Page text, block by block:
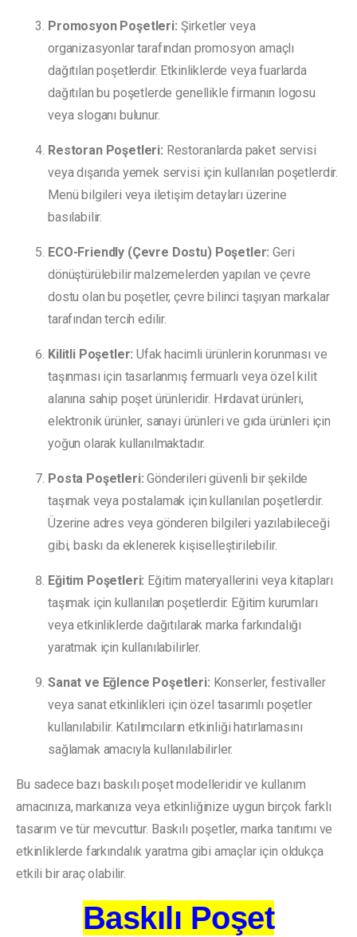
Promosyon Poşetleri: Şirketler veya
organizasyonlar tarafından promosyon amaçlı
dağıtılan poşetlerdir. Etkinliklerde veya fuarlarda
dağıtılan bu poşetlerde genellikle firmanın logosu
veya sloganı bulunur.
Restoran Poşetleri: Restoranlarda paket servisi
veya dışarıda yemek servisi için kullanılan poşetlerdir.
Menü bilgileri veya iletişim detayları üzerine
basılabilir.
ECO-Friendly (Çevre Dostu) Poşetler: Geri
dönüştürülebilir malzemelerden yapılan ve çevre
dostu olan bu poşetler, çevre bilinci taşıyan markalar
tarafından tercih edilir.
Kilitli Poşetler: Ufak hacimli ürünlerin korunması ve
taşınması için tasarlanmış fermuarlı veya özel kilit
alanına sahip poşet ürünleridir. Hırdavat ürünleri,
elektronik ürünler, sanayi ürünleri ve gıda ürünleri için
yoğun olarak kullanılmaktadır.
Posta Poşetleri: Gönderileri güvenli bir şekilde
taşımak veya postalamak için kullanılan poşetlerdir.
Üzerine adres veya gönderen bilgileri yazılabileceği
gibi, baskı da eklenerek kişiselleştirilebilir.
Eğitim Poşetleri: Eğitim materyallerini veya kitapları
taşımak için kullanılan poşetlerdir. Eğitim kurumları
veya etkinliklerde dağıtılarak marka farkındalığı
yaratmak için kullanılabilirler.
Sanat ve Eğlence Poşetleri: Konserler, festivaller
veya sanat etkinlikleri için özel tasarımlı poşetler
kullanılabilir. Katılımcıların etkinliği hatırlamasını
sağlamak amacıyla kullanılabilirler.
Bu sadece bazı baskılı poşet modelleridir ve kullanım
amacınıza, markanıza veya etkinliğinize uygun birçok farklı
tasarım ve tür mevcuttur. Baskılı poşetler, marka tanıtımı ve
etkinliklerde farkındalık yaratma gibi amaçlar için oldukça
etkili bir araç olabilir.
Baskılı Poşet